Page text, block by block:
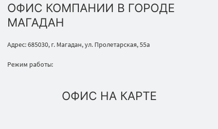
ОФИС КОМПАНИИ В ГОРОДЕ
МАГАДАН
Адрес: 685030, г. Магадан, ул. Пролетарская, 55а
Режим работы:
ОФИС НА КАРТЕ